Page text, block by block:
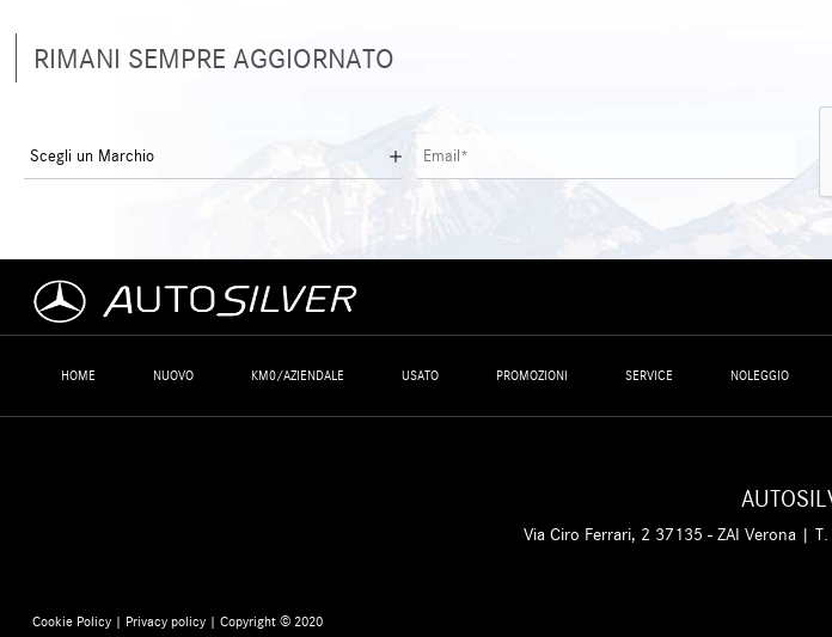
RIMANI SEMPRE AGGIORNATO
HOME NUOVO KM0/AZIENDALE USATO PROMOZIONI SERVICE NOLEGGIO
Via Ciro Ferrari, 2 37135 - ZAI Verona |
Cookie Policy | Privacy policy| Copyright © 2020